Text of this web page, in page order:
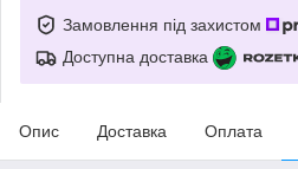
Замовлення під захистом
Доступна доставка
Опис Доставка Оплата